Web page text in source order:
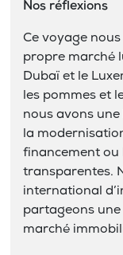
Nos réflexions
Ce voyage
propre marché
Dubaï et le
les pommes et
nous avons
la
financement ou
transparentes.
international
partageons
marché